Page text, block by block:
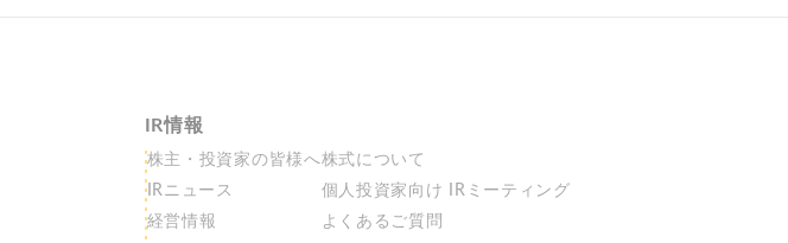
IR情報
株主・投資家の皆様へ
IRニュース
経営情報
株式について
個人投資家向け
IRミーティング
よくあるご質問